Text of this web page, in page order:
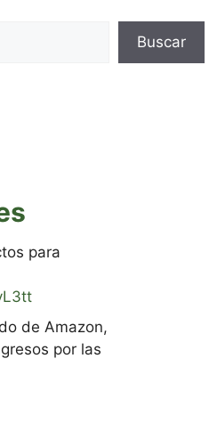
Buscar
para
de Amazon,
por las